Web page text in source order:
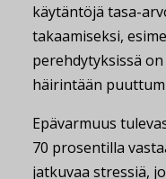
käytäntöjä tasa-
takaamiseksi,
perehdytyksissä
häirintään
Epävarmuus
70 prosentilla
jatkuvaa stressiä,